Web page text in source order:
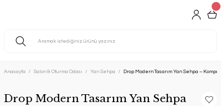
Anasayfa Salon & Oturma Odası Yan Sehpa Drop Modern Tasarım Yan Sehpa –
Drop Modern Tasarım Yan Sehpa